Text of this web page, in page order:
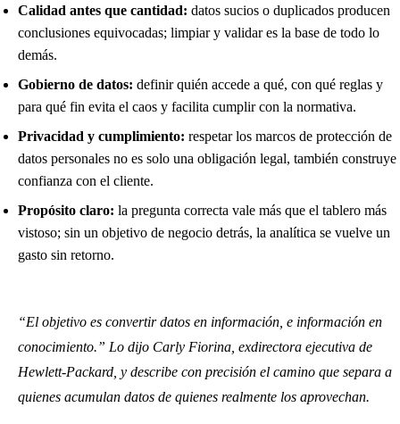
Calidad antes que cantidad: datos sucios o duplicados producen
conclusiones equivocadas; limpiar y validar es la base de todo lo
demás.
Gobierno de datos: definir quién accede a qué, con qué reglas y
para qué fin evita el caos y facilita cumplir con la normativa.
Privacidad y cumplimiento: respetar los marcos de protección de
datos personales no es solo una obligación legal, también construye
confianza con el cliente.
Propósito claro: la pregunta correcta vale más que el tablero más
vistoso; sin un objetivo de negocio detrás, la analítica se vuelve un
gasto sin retorno.
“El objetivo es convertir datos en información, e información en
conocimiento.” Lo dijo Carly Fiorina, exdirectora ejecutiva de
Hewlett-Packard, y describe con precisión el camino que separa a
quienes acumulan datos de quienes realmente los aprovechan.